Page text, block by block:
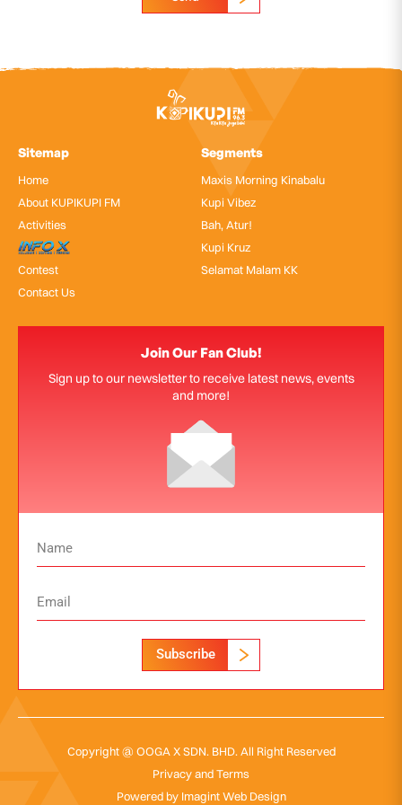
Sitemap
Home
About KUPIKUPI FM
Activities
InfoX
Contest
Contact Us
Segments
Maxis Morning Kinabalu
Kupi Vibez
Bah, Atur!
Kupi Kruz
Selamat Malam KK
Join Our Fan Club!
Sign up to our newsletter to receive latest news, events
and more!
Subscribe
Copyright @ OOGA X SDN. BHD. All Right Reserved
Privacy and Terms
Powered by Imagint Web Design